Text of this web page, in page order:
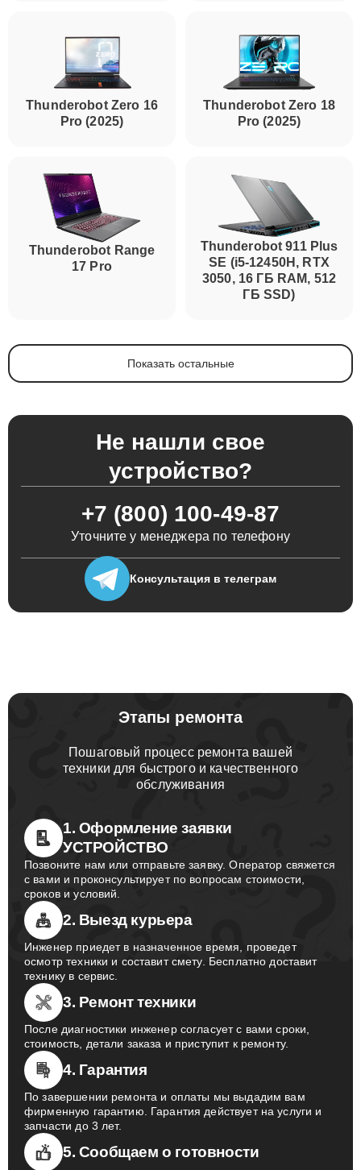
Thunderobot Zero 16
Pro (2025)
Thunderobot Zero 18
Pro (2025)
Thunderobot Range
17 Pro
Thunderobot 911 Plus
SE (i5-12450H, RTX
3050, 16 ГБ RAM, 512
ГБ SSD)
Показать остальные
Не нашли свое
устройство?
+7 (800) 100-49-87
Уточните у менеджера по телефону
Консультация в телеграм
Этапы ремонта
Пошаговый процесс ремонта вашей
техники для быстрого и качественного
обслуживания
1. Оформление заявки
УСТРОЙСТВО
Позвоните нам или отправьте заявку. Оператор свяжется
с вами и проконсультирует по вопросам стоимости,
сроков и условий.
2. Выезд курьера
Инженер приедет в назначенное время, проведет
осмотр техники и составит смету. Бесплатно доставит
технику в сервис.
3. Ремонт техники
После диагностики инженер согласует с вами сроки,
стоимость, детали заказа и приступит к ремонту.
4. Гарантия
По завершении ремонта и оплаты мы выдадим вам
фирменную гарантию. Гарантия действует на услуги и
запчасти до 3 лет.
5. Сообщаем о готовности